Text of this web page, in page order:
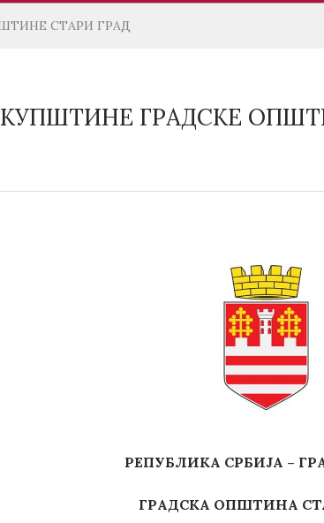
СТАРИ ГРАД
ГРАДСКЕ
РЕПУБЛИКА СРБИЈА –
ГРАДСКА ОПШТИНА